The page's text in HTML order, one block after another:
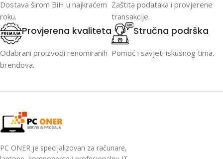
Dostava širom BiH u najkraćem
roku.
Zaštita podataka i provjerene
transakcije.
Provjerena kvaliteta
Odabrani proizvodi renomiranih
brendova.
Stručna podrška
Pomoć i savjeti iskusnog tima.
PC ONER je specijalizovan za računare,